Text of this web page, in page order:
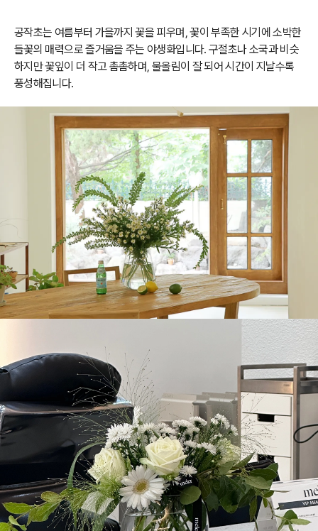
공작초는 여름부터 가을까지 꽃을 피우며, 꽃이 부족한 시기에 소박한
들꽃의 매력으로 즐거움을 주는 야생화입니다. 구절초나 소국과 비슷
하지만 꽃잎이 더 작고 촘촘하며, 물올림이 잘 되어 시간이 지날수록
풍성해집니다.